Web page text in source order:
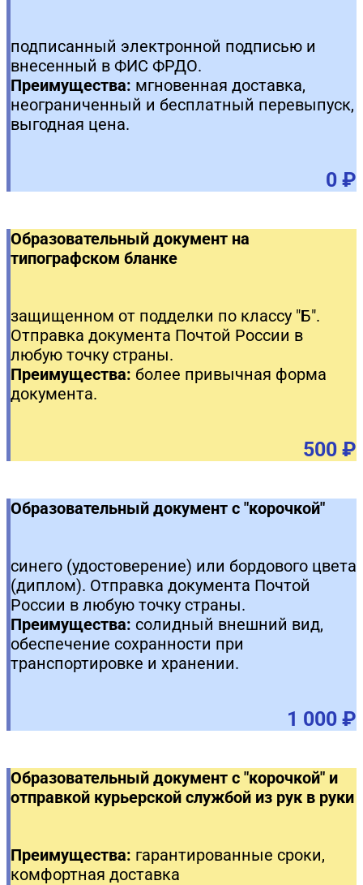
подписанный электронной подписью и
внесенный в ФИС ФРДО.
Преимущества: мгновенная доставка,
неограниченный и бесплатный перевыпуск,
выгодная цена.
0 ₽
Образовательный документ на
типографском бланке
защищенном от подделки по классу "Б".
Отправка документа Почтой России в
любую точку страны.
Преимущества: более привычная форма
документа.
500 ₽
Образовательный документ с "корочкой"
синего (удостоверение) или бордового цвета
(диплом). Отправка документа Почтой
России в любую точку страны.
Преимущества: солидный внешний вид,
обеспечение сохранности при
транспортировке и хранении.
1 000 ₽
Образовательный документ с "корочкой" и
отправкой курьерской службой из рук в руки
Преимущества: гарантированные сроки,
комфортная доставка